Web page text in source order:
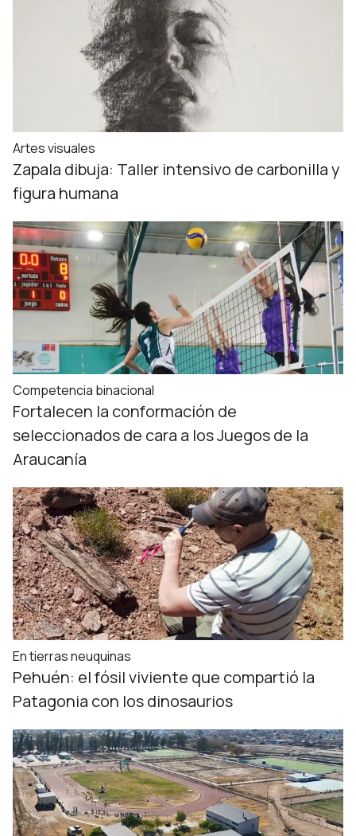
Artes visuales
Zapala dibuja: Taller intensivo de carbonilla y
figura humana
Competencia binacional
Fortalecen la conformación de
seleccionados de cara a los Juegos de la
Araucanía
En tierras neuquinas
Pehuén: el fósil viviente que compartió la
Patagonia con los dinosaurios